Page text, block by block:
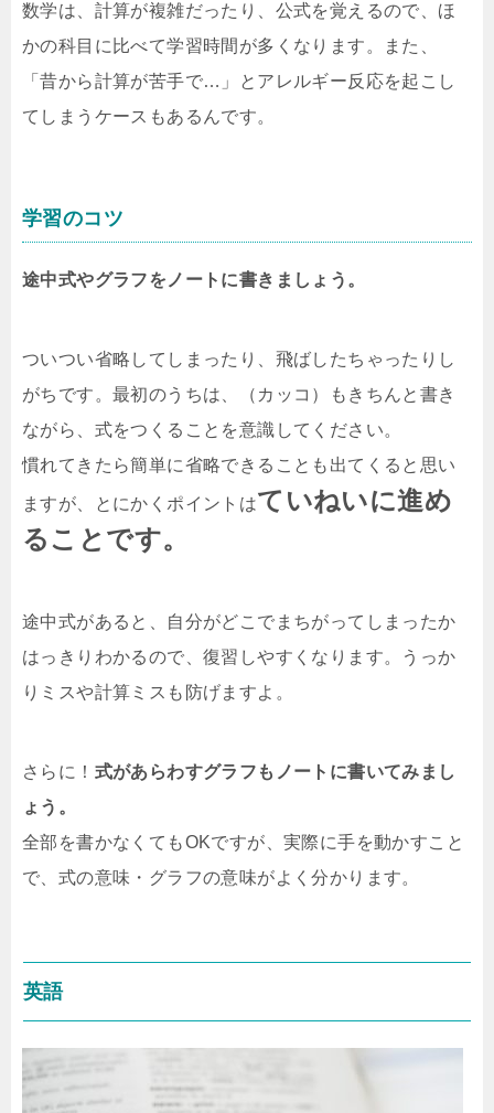
数学は、計算が複雑だったり、公式を覚えるので、ほ
かの科目に比べて学習時間が多くなります。また、
「昔から計算が苦手で…」とアレルギー反応を起こし
てしまうケースもあるんです。
学習のコツ
途中式やグラフをノートに書きましょう。
ついつい省略してしまったり、飛ばしたちゃったりし
がちです。最初のうちは、（カッコ）もきちんと書き
ながら、式をつくることを意識してください。
慣れてきたら簡単に省略できることも出てくると思い
ますが、とにかくポイントはていねいに進め
ることです。
途中式があると、自分がどこでまちがってしまったか
はっきりわかるので、復習しやすくなります。うっか
りミスや計算ミスも防げますよ。
さらに！ 式があらわすグラフもノートに書いてみまし
ょう。
全部を書かなくてもOKですが、実際に手を動かすこと
で、式の意味・グラフの意味がよく分かります。
英語